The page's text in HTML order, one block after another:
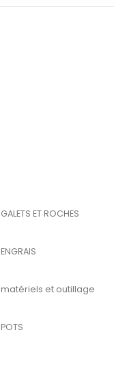
GALETS ET ROCHES
ENGRAIS
matériels et outillage
POTS